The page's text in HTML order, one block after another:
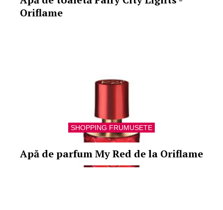
Oriflame
SHOPPING FRUMUSETE
Apă de parfum My Red de la Oriflame